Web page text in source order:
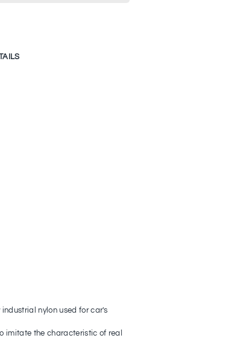
industrial nylon used for car's
imitate the characteristic of real